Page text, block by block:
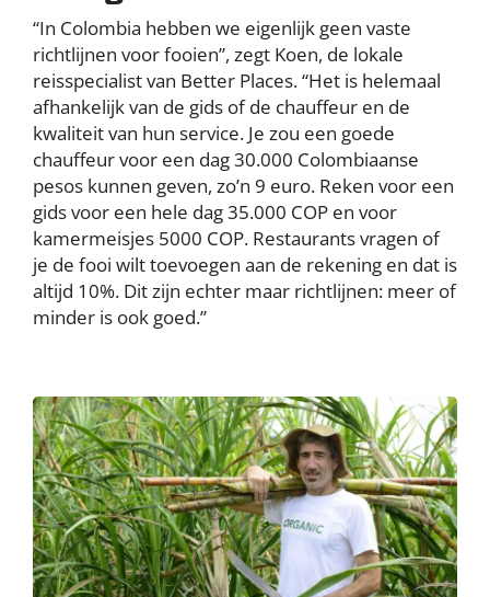
“In Colombia hebben we eigenlijk geen vaste
richtlijnen voor fooien”, zegt Koen, de lokale
reisspecialist van Better Places. “Het is helemaal
afhankelijk van de gids of de chauffeur en de
kwaliteit van hun service. Je zou een goede
chauffeur voor een dag 30.000 Colombiaanse
pesos kunnen geven, zo’n 9 euro. Reken voor een
gids voor een hele dag 35.000 COP en voor
kamermeisjes 5000 COP. Restaurants vragen of
je de fooi wilt toevoegen aan de rekening en dat is
altijd 10%. Dit zijn echter maar richtlijnen: meer of
minder is ook goed.”